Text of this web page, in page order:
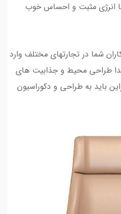
انرژی مثبت و احساس خوب
شما در تجارتهای مختلف وارد
طراحی محیط و جذابیت های
باید به طراحی و دکوراسیون